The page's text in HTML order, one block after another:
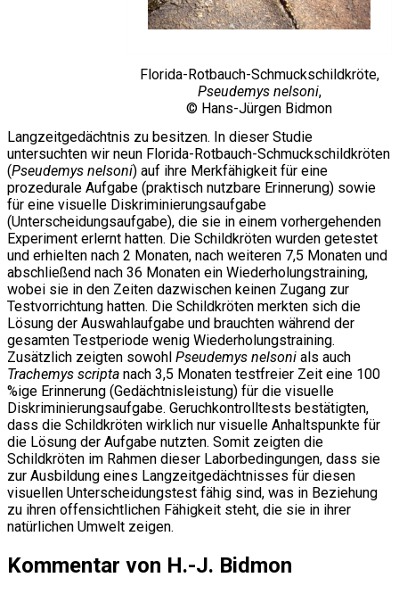
Florida-Rotbauch-Schmuckschildkröte,
Pseudemys nelsoni,
© Hans-Jürgen Bidmon
Langzeitgedächtnis zu besitzen. In dieser Studie
untersuchten wir neun Florida-Rotbauch-Schmuckschildkröten
(Pseudemys nelsoni) auf ihre Merkfähigkeit für eine
prozedurale Aufgabe (praktisch nutzbare Erinnerung) sowie
für eine visuelle Diskriminierungsaufgabe
(Unterscheidungsaufgabe), die sie in einem vorhergehenden
Experiment erlernt hatten. Die Schildkröten wurden getestet
und erhielten nach 2 Monaten, nach weiteren 7,5 Monaten und
abschließend nach 36 Monaten ein Wiederholungstraining,
wobei sie in den Zeiten dazwischen keinen Zugang zur
Testvorrichtung hatten. Die Schildkröten merkten sich die
Lösung der Auswahlaufgabe und brauchten während der
gesamten Testperiode wenig Wiederholungstraining.
Zusätzlich zeigten sowohl Pseudemys nelsoni als auch
Trachemys scripta nach 3,5 Monaten testfreier Zeit eine 100
%ige Erinnerung (Gedächtnisleistung) für die visuelle
Diskriminierungsaufgabe. Geruchkontrolltests bestätigten,
dass die Schildkröten wirklich nur visuelle Anhaltspunkte für
die Lösung der Aufgabe nutzten. Somit zeigten die
Schildkröten im Rahmen dieser Laborbedingungen, dass sie
zur Ausbildung eines Langzeitgedächtnisses für diesen
visuellen Unterscheidungstest fähig sind, was in Beziehung
zu ihren offensichtlichen Fähigkeit steht, die sie in ihrer
natürlichen Umwelt zeigen.
Kommentar von H.-J. Bidmon